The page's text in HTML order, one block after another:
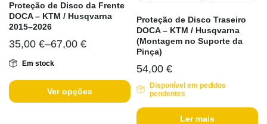
Proteção de Disco da Frente
DOCA – KTM / Husqvarna
2015–2026
35,00 €–67,00 €
Em stock
Ver opções
Proteção de Disco Traseiro
DOCA – KTM / Husqvarna
(Montagem no Suporte da
Pinça)
54,00 €
Disponível em pedidos
pendentes
Ler mais